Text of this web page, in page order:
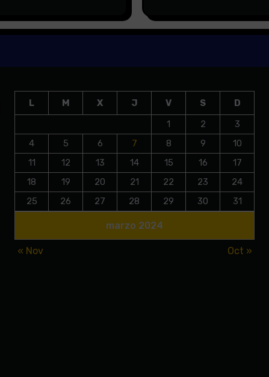
marzo 2024
L M X J V S
D
1
2
3
4
5 6 7 8 9
10
11
12 13 14 15 16
17
18
19 20 21 22 23
24
25
26 27 28 29 30 31
« Nov Oct »